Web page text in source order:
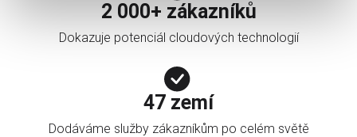
2 000+ zákazníků
Dokazuje potenciál cloudových technologií
47 zemí
Dodáváme služby zákazníkům po celém světě